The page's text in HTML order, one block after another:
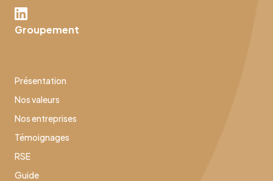
Groupement
Présentation
Nos valeurs
Nos entreprises
Témoignages
RSE
Guide